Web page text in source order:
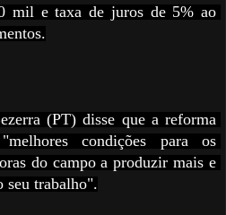
mil e taxa de juros de 5% ao
(PT) disse que a reforma
condições para os
do campo a produzir mais e
seu trabalho".